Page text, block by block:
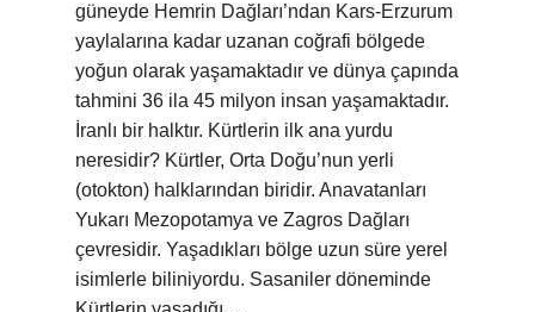
güneyde Hemrin Dağları’ndan Kars-Erzurum
yaylalarına kadar uzanan coğrafi bölgede
yoğun olarak yaşamaktadır ve dünya çapında
tahmini 36 ila 45 milyon insan yaşamaktadır.
İranlı bir halktır. Kürtlerin ilk ana yurdu
neresidir? Kürtler, Orta Doğu’nun yerli
(otokton) halklarından biridir. Anavatanları
Yukarı Mezopotamya ve Zagros Dağları
çevresidir. Yaşadıkları bölge uzun süre yerel
isimlerle biliniyordu. Sasaniler döneminde